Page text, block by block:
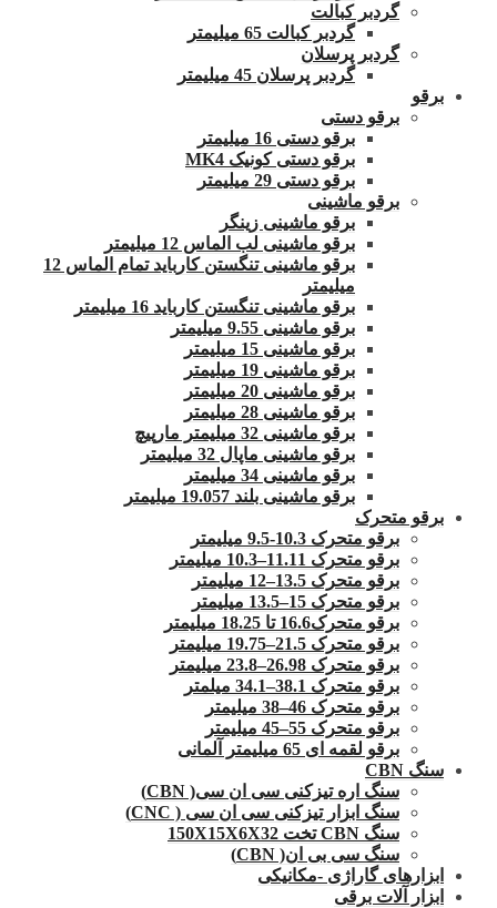
گردبر کبالت
گردبر کبالت 65 میلیمتر
گردبر پرسلان
گردبر پرسلان 45 میلیمتر
برقو
برقو دستی
برقو دستی 16 میلیمتر
برقو دستی کونیک MK4
برقو دستی 29 میلیمتر
برقو ماشینی
برقو ماشینی زینگر
برقو ماشینی لب الماس 12 میلیمتر
برقو ماشینی تنگستن کارباید تمام الماس 12
میلیمتر
برقو ماشینی تنگستن کارباید 16 میلیمتر
برقو ماشینی 9.55 میلیمتر
برقو ماشینی 15 میلیمتر
برقو ماشینی 19 میلیمتر
برقو ماشینی 20 میلیمتر
برقو ماشینی 28 میلیمتر
برقو ماشینی 32 میلیمتر مارپیچ
برقو ماشینی ماپال 32 میلیمتر
برقو ماشینی 34 میلیمتر
برقو ماشینی بلند 19.057 میلیمتر
برقو متحرک
برقو متحرک 10.3-9.5 میلیمتر
برقو متحرک 11.11–10.3 میلیمتر
برقو متحرک 13.5–12 میلیمتر
برقو متحرک 15–13.5 میلیمتر
برقو متحرک16.6 تا 18.25 میلیمتر
برقو متحرک 21.5–19.75 میلیمتر
برقو متحرک 26.98–23.8 میلیمتر
برقو متحرک 38.1–34.1 میلمتر
برقو متحرک 46–38 میلیمتر
برقو متحرک 55–45 میلیمتر
برقو لقمه ای 65 میلیمتر آلمانی
سنگ CBN
سنگ اره تیزکنی سی ان سی( CBN)
سنگ ابزار تیزکنی سی ان سی ( CNC)
سنگ CBN تخت 150X15X6X32
سنگ سی بی ان( CBN)
ابزارهای گاراژی -مکانیکی
ابزار آلات برقی